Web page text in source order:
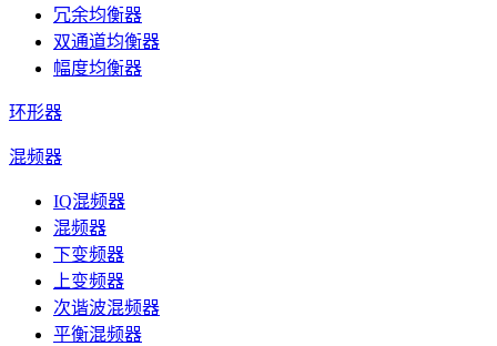
冗余均衡器
双通道均衡器
幅度均衡器
环形器
混频器
IQ混频器
混频器
下变频器
上变频器
次谐波混频器
平衡混频器